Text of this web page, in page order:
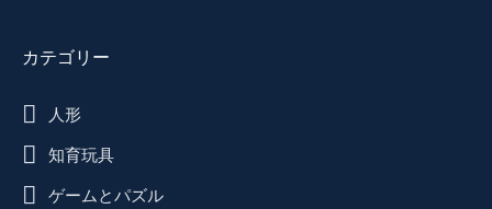
カテゴリー
人形
知育玩具
ゲームとパズル